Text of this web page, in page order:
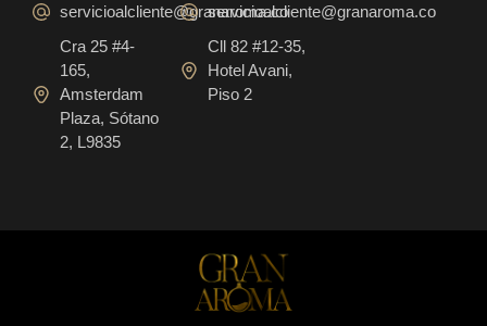
servicioalcliente@granaroma.co
Cra 25 #4-
165,
Amsterdam
Plaza, Sótano
2, L9835
servicioalcliente@granaroma.co
Cll 82 #12-35,
Hotel Avani,
Piso 2